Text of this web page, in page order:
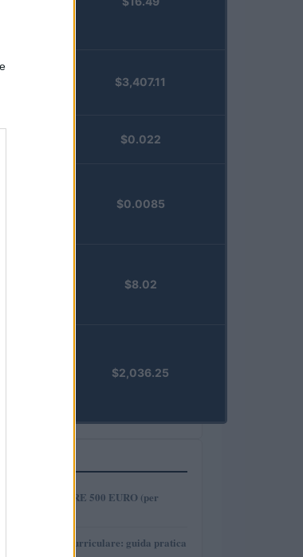
XOR $3,407.11
$0.022
$0.0085
$8.02
$2,036.25
COME INVESTIRE 500 EURO (per
Tirocinio extra-curriculare: guida pratica